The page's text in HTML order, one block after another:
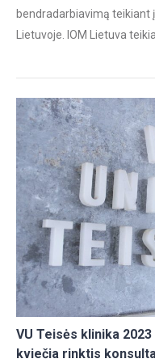
bendradarbiavimą teikiant
Lietuvoje. IOM Lietuva
VU Teisės klinika
kviečia rinktis